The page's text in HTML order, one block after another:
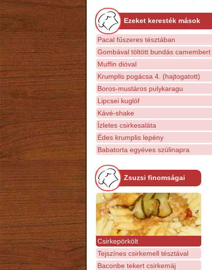
Ezeket keresték mások
Pacal fűszeres tésztában
Gombával töltött bundás camembert
Muffin dióval
Krumplis pogácsa 4. (hajtogatott)
Boros-mustáros pulykaragu
Lipcsei kuglóf
Kávé-shake
Ízletes csirkesaláta
Édes krumplis lepény
Babatorta egyéves szülinapra
Zsuzsi finomságai
Csirkepörkölt
Tejszínes csirkemell tésztával
Baconbe tekert csirkemáj